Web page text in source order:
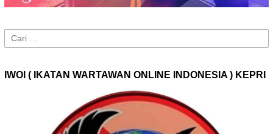
Cari
untuk:
IWOI ( IKATAN WARTAWAN ONLINE INDONESIA ) KEPRI